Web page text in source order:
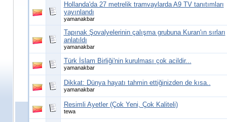
Hollanda'da 27 metrelik tramvaylarda A9 TV tanıtımları
yayınlandı
yamanakbar
Tapınak Şovalyelerinin çalışma grubuna Kuran'ın sırları
anlatıldı
yamanakbar
Türk İslam Birliği'nin kurulması çok acildir...
yamanakbar
Dikkat: Dünya hayatı tahmin ettiğinizden de kısa..
yamanakbar
Resimli Ayetler (Çok Yeni, Çok Kaliteli)
tewa